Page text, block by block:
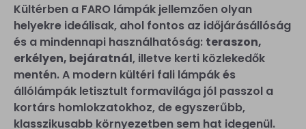
Kültérben a FARO lámpák jellemzően olyan
helyekre ideálisak, ahol fontos az időjárásállóság
és a mindennapi használhatóság: teraszon,
erkélyen, bejáratnál, illetve kerti közlekedők
mentén. A modern kültéri fali lámpák és
állólámpák letisztult formavilága jól passzol a
kortárs homlokzatokhoz, de egyszerűbb,
klasszikusabb környezetben sem hat idegenül.